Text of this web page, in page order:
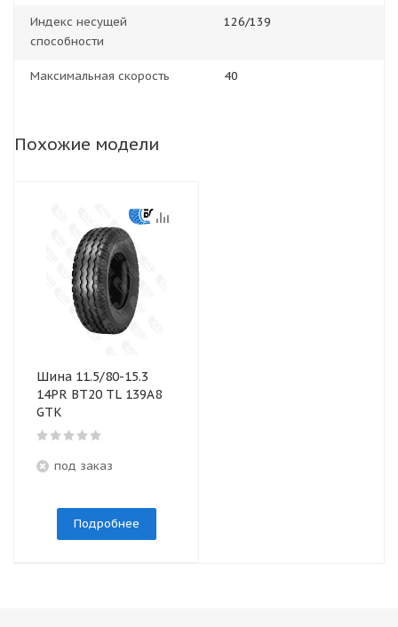
Индекс несущей
способности
126/139
Максимальная скорость 40
Похожие модели
Шина 11.5/80-15.3
14PR BT20 TL 139A8
GTK
под заказ
Подробнее